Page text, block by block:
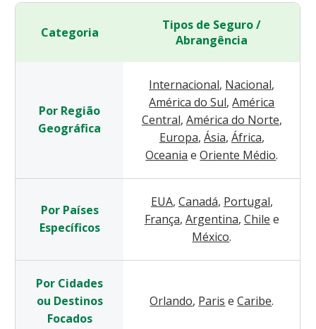
Categoria
Tipos de Seguro /
Abrangência
Por Região
Geográfica
Internacional, Nacional,
América do Sul, América
Central, América do Norte,
Europa, Ásia, África,
Oceania e Oriente Médio.
Por Países
Específicos
EUA, Canadá, Portugal,
França, Argentina, Chile e
México.
Por Cidades
ou Destinos
Focados
Orlando, Paris e Caribe.